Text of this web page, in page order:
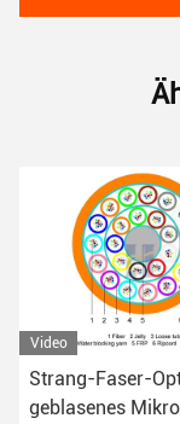
Video
Strang-Faser-
geblasenes